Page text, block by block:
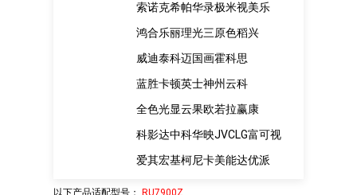
索诺克希帕华录极米视美乐
鸿合乐丽理光三原色稻兴
威迪泰科迈国画霍科思
蓝胜卡顿英士神州云科
全色光显云果欧若拉赢康
科影达中科华映JVCLG富可视
爱其宏基柯尼卡美能达优派
以下产品适配型号： RU7900Z